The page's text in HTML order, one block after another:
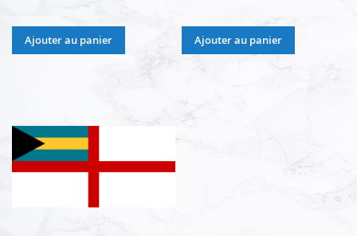
Ajouter au panier Ajouter au panier